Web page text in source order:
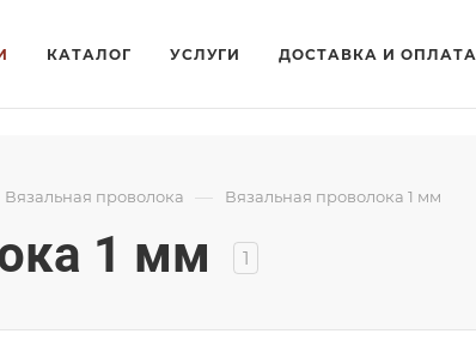
КАТАЛОГ УСЛУГИ ДОСТАВКА И ОПЛАТА
Вязальная проволока — Вязальная проволока 1 мм
1 мм 1